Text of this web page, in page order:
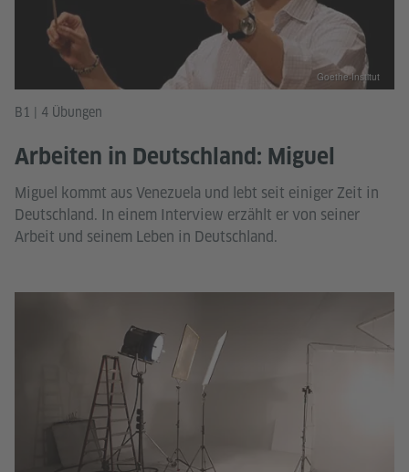
B1 | 4 Übungen
Arbeiten in Deutschland: Miguel
Miguel kommt aus Venezuela und lebt seit einiger Zeit in
Deutschland. In einem Interview erzählt er von seiner
Arbeit und seinem Leben in Deutschland.
Goethe-Institut